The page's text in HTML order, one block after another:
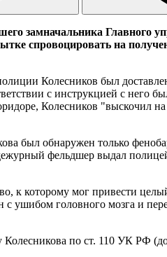
замначальника Главного
спровоцировать на
Колесников был
с инструкцией с
Колесников "выскочил
был обнаружен только
фельдшер выдал
к которому мог привести
ушибом головного мозга и
по ст. 110 УК РФ